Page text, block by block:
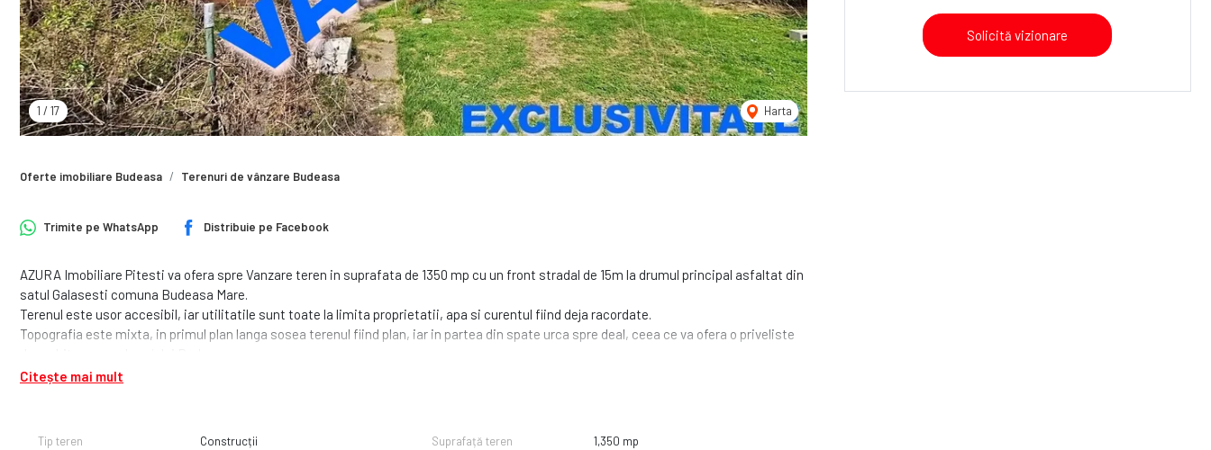
1 / 17 Harta
Oferte imobiliare Budeasa Terenuri de vânzare Budeasa
Trimite pe WhatsApp Distribuie pe Facebook
AZURA Imobiliare Pitesti va ofera spre Vanzare teren in suprafata de 1350 mp cu un front stradal de 15m la drumul principal asfaltat din
satul Galasesti comuna Budeasa Mare.
Terenul este usor accesibil, iar utilitatile sunt toate la limita proprietatii, apa si curentul fiind deja racordate.
Topografia este mixta, in primul plan langa sosea terenul fiind plan, iar in partea din spate urca spre deal, ceea ce va ofera o priveliste
Zona este una linistita si inconjurata de natura. Pentru un iubitor de aer liber care cauta o oaza de destindere la nici 10 min de Piitesti,
Cel mai bine este sa vedeti si sa simtiti locatia, asa ca ne puteti apela in vederea programarii unei vizite fara nici o obligatie din partea
Citește mai mult
Tip teren Construcții Suprafață teren 1,350 mp
Solicită vizionare